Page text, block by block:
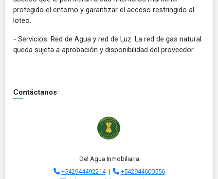
protegido el entorno y garantizar el acceso restringido al
loteo.
- Servicios: Red de Agua y red de Luz. La red de gas natural
queda sujeta a aprobación y disponibilidad del proveedor.
Contáctanos
Del Agua Inmobiliaria
+542944492214|
+542944600556